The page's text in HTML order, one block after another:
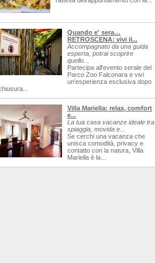
Quando e' sera…
RETROSCENA: vivi il...
Accompagnato da una guida
esperta, potrai scoprire
quello...
Partecipa all'evento serale del
Parco Zoo Falconara e vivi
un'esperienza esclusiva dopo
Villa Mariella: relax, comfort
e...
La tua casa vacanze ideale tra
spiaggia, movida e...
Se cerchi una vacanza che
unisca comodità, privacy e
contatto con la natura, Villa
Mariella è la...